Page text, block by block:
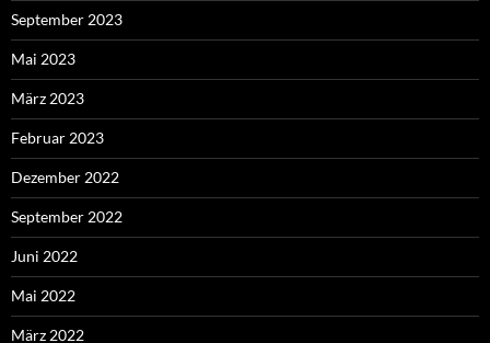
September 2023
Mai 2023
März 2023
Februar 2023
Dezember 2022
September 2022
Juni 2022
Mai 2022
März 2022